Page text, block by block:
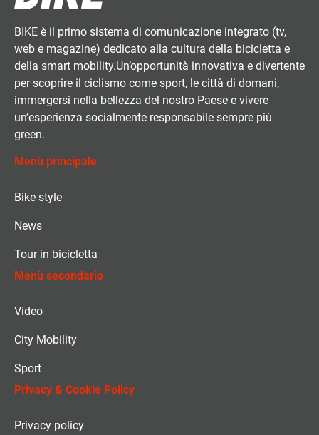
BIKE è il primo sistema di comunicazione integrato (tv,
web e magazine) dedicato alla cultura della bicicletta e
della smart mobility.Un’opportunità innovativa e divertente
per scoprire il ciclismo come sport, le città di domani,
immergersi nella bellezza del nostro Paese e vivere
un’esperienza socialmente responsabile sempre più
green.
Menù principale
Bike style
News
Tour in bicicletta
Menù secondario
Video
City Mobility
Sport
Privacy & Cookie Policy
Privacy policy